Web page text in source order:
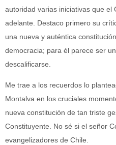
autoridad varias iniciativas que el
adelante. Destaco primero su
una nueva y auténtica
democracia; para él parece ser
descalificarse.
Me trae a los recuerdos lo
Montalva en los cruciales
nueva constitución de tan triste
Constituyente. No sé si el señor
evangelizadores de Chile.